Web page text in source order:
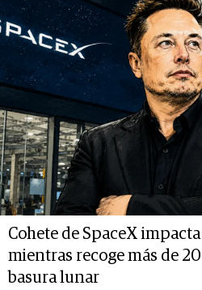
Cohete de SpaceX
mientras recoge más de
basura lunar